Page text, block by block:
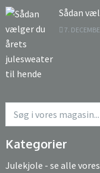
Sådan
7.
Kategorier
Julekjole - se alle